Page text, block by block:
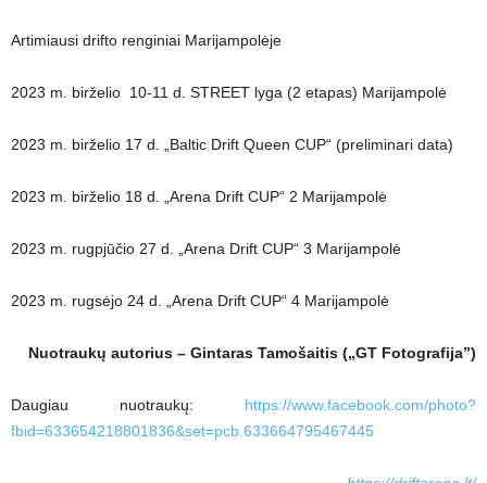
Artimiausi drifto renginiai Marijampolėje
2023 m. birželio 10-11 d. STREET lyga (2 etapas) Marijampolė
2023 m. birželio 17 d. „Baltic Drift Queen CUP“ (preliminari data)
2023 m. birželio 18 d. „Arena Drift CUP“ 2 Marijampolė
2023 m. rugpjūčio 27 d. „Arena Drift CUP“ 3 Marijampolė
2023 m. rugsėjo 24 d. „Arena Drift CUP“ 4 Marijampolė
Nuotraukų autorius – Gintaras Tamošaitis („GT Fotografija”)
Daugiau nuotraukų: https://www.facebook.com/photo?
fbid=633654218801836&set=pcb.633664795467445